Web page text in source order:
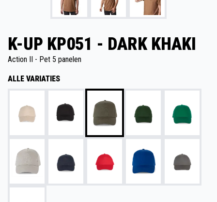
K-UP KP051 - DARK KHAKI
Action II - Pet 5 panelen
ALLE VARIATIES